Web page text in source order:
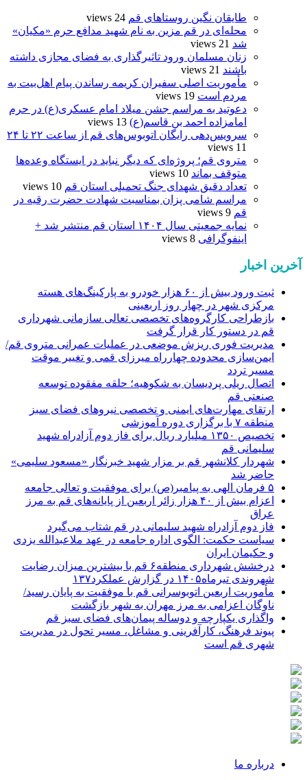
طایقان نگین روستاهای قم 24 views
محله‌ای در قم مزین به نام شهید مدافع حرم «مکیان»
شد 21 views
زنان مسلمان ورود تاثیرگذاری به فضای مجازی داشته
باشند 21 views
مأموریت اصلی سفیران کریمه رساندن پیام اهل‌بیت به
مردم است 19 views
دعوتید به مراسم جشن میلاد امام عسکری(ع) در حرم
امامزاده احمد بن قاسم(ع) 13 views
سرویس‌دهی رایگان اتوبوس‌های قم از ساعت ۲۲ تا ۲۴
11 views
متروی قم؛ پروژه‌ای که دیگر نباید در ایستگاه وعده‌ها
متوقف بماند 10 views
تعداد دقیق شهدای جنگ تحمیلی استان قم 10 views
مراسم شامی پزان بمناسبت شهادت حضرت رقیه در
قم 9 views
نمایه جمعیتی سال ۱۴۰۴ استان قم منتشر شد +
اینفوگرافی 8 views
آخرین اخبار
ثبت ورود بیش از ۶۰ هزار خودرو به پارکینگ‌های هسته
مرکزی شهر در چهار روز اربعینی
بازطراحی کارگروه‌های تخصصی تعالی سازمانی شهرداری
قم در دستور کار قرار گرفت
مدیریت فوری ریزش موضعی در عملیات عمرانی متروی قم/
ایمن‌سازی محدوده چهارراه میرزای قمی و تغییر موقت
مسیر تردد
اتصال ریلی پردیسان به شکوهیه؛ حلقه مفقوده توسعه
صنعتی قم
ارتقای مهارت‌های ایمنی و تخصصی نیروهای فضای سبز
منطقه ۷ با برگزاری دوره آموزشی
تخصیص ۱۳۵۰ میلیارد ریال برای فاز دوم آزادراه شهید
سلیمانی قم
شهردار کلانشهر قم بر مزار شهید خبرنگار «مسعود سلیمی»
حاضر شد
۵ فرمان الهی به پیامبر(ص) برای موفقیت و تعالی جامعه
اعزام بیش از ۴۰ هزار زائر اربعین از پایانه‌های قم به مرز
عراق
فاز دوم آزادراه شهید سلیمانی در قم شتاب می‌گیرد
سیاست حکمت: الگوی اداره جامعه در عهد ملاعبدالله یزدی
و حکیمان ایران
درخشش شهرداری منطقه۶ قم با بیشترین میزان رضایت
شهروندی تیرماه۱۴۰۵ در گزارش عملکرد۱۳۷
مأموریت اربعین اتوبوسرانی قم با موفقیت به پایان رسید/
ناوگان اعزامی به مرز مهران به شهر بازگشت
واگذاری یکپارچه و دوساله پیمان‌های فضای سبز قم
پیوند فرهنگ، کارآفرینی و مشاغل، مسیر تحول در مدیریت
شهری قم است
درباره ما